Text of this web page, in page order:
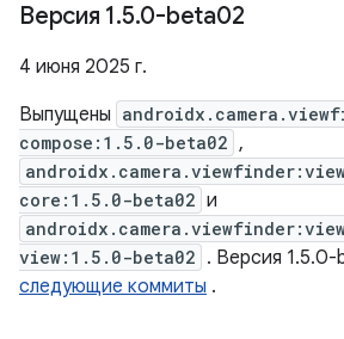
Версия 1.5.0-beta02
4 июня 2025 г.
Выпущены
compose:1.5.0-beta02 ,
core:1.5.0-beta02 и
view:1.5.0-beta02 . Версия
следующие коммиты .